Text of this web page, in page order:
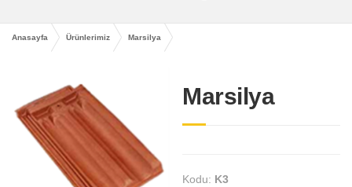
Anasayfa Ürünlerimiz Marsilya
Marsilya
Kodu: K3